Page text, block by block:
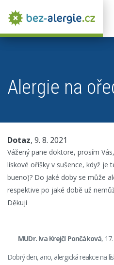
Alergie na
Dotaz, 9. 8. 2021
Vážený pane doktore, prosím
lískové oříšky v sušence, když je
bueno)? Do jaké doby se může
respektive po jaké době už
Děkuji
MUDr. Iva Krejčí Pončáková,
Dobrý den, ano, alergická reakce na